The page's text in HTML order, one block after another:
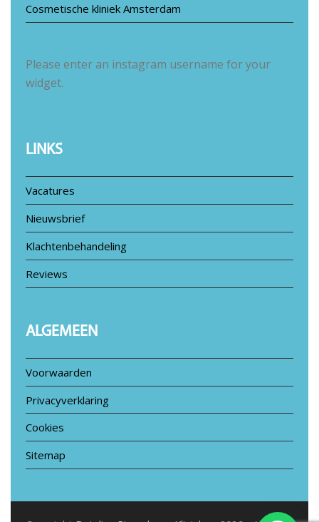
Cosmetische kliniek Amsterdam
Please enter an instagram username for your
widget.
LINKS
Vacatures
Nieuwsbrief
Klachtenbehandeling
Reviews
ALGEMEEN
Voorwaarden
Privacyverklaring
Cookies
Sitemap